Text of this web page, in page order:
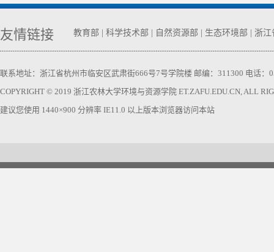
友情链接 教育部 科学技术部 自然资源部 生态环境部 浙江
联系地址：浙江省杭州市临安区武肃街666号7号学院楼 邮编：311300 电话：
COPYRIGHT © 2019 浙江农林大学环境与资源学院 ET.ZAFU.EDU.CN, ALL
建议您使用 1440×900 分辨率 IE11.0 以上版本浏览器访问本站